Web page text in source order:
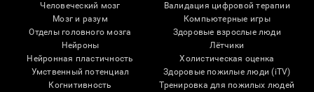
Человеческий мозг
Мозг и разум
Отделы головного мозга
Нейроны
Нейронная пластичность
Умственный потенциал
Когнитивность
Валидация цифровой терапии
Компьютерные игры
Здоровые взрослые люди
Лётчики
Холистическая оценка
Здоровые пожилые люди (iTV)
Тренировка для пожилых людей